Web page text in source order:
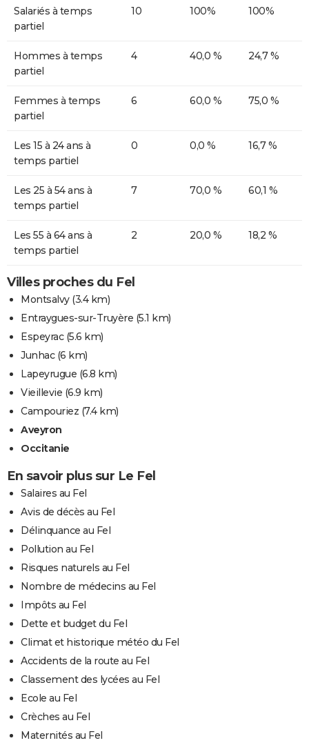
Salariés à temps
partiel
10 100% 100%
Hommes à temps
partiel
4 40,0 % 24,7 %
Femmes à temps
partiel
6 60,0 % 75,0 %
Les 15 à 24 ans à
temps partiel
0 0,0 % 16,7 %
Les 25 à 54 ans à
temps partiel
7 70,0 % 60,1 %
Les 55 à 64 ans à
temps partiel
2 20,0 % 18,2 %
Villes proches du Fel
Montsalvy(3.4 km)
Entraygues-sur-Truyère (5.1 km)
Espeyrac(5.6 km)
Junhac(6 km)
Lapeyrugue (6.8 km)
Vieillevie (6.9 km)
Campouriez (7.4 km)
Aveyron
Occitanie
En savoir plus sur Le Fel
Salaires au Fel
Avis de décès au Fel
Délinquance au Fel
Pollution au Fel
Risques naturels au Fel
Nombre de médecins au Fel
Impôts au Fel
Dette et budget du Fel
Climat et historique météo du Fel
Accidents de la route au Fel
Classement des lycées au Fel
Ecole au Fel
Crèches au Fel
Maternités au Fel